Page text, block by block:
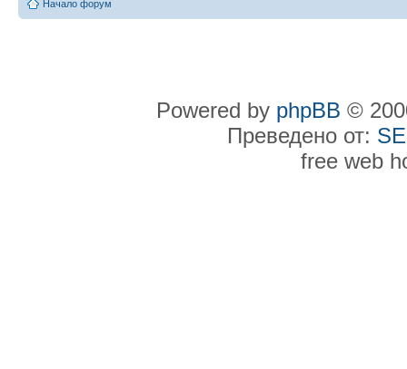
Начало форум
Powered by phpBB ©
Преведено от:
free web